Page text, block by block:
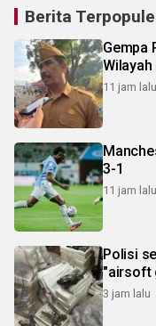
Berita
Gempa
11 jam lalu
3-1
11 jam lalu
Polisi
"airsoft
3 jam lalu